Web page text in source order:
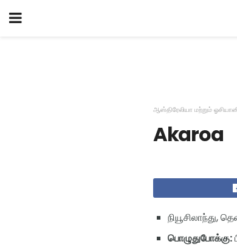
ஆஸ்திரேலியா மற்றும்
Akaroa
நியூசிலாந்து,
பொழுதுபோக்கு: